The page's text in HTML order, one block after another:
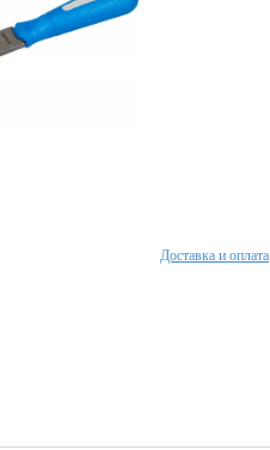
Доставка и оплата